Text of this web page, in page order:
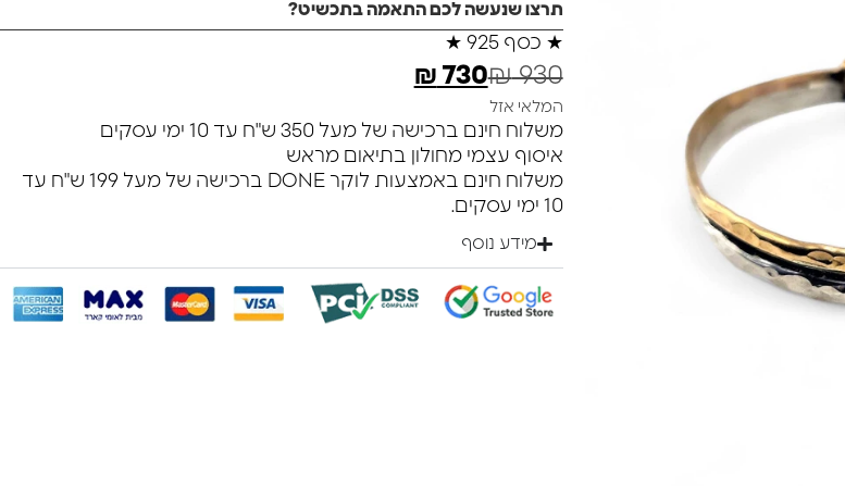
תרצו שנעשה לכם התאמה בתכשיט?
★ כסף 925 ★
₪930
₪ 730
המלאי אזל
משלוח חינם ברכישה של מעל 350 ש"ח עד 10 ימי עסקים
איסוף עצמי מחולון בתיאום מראש
משלוח חינם באמצעות לוקר DONE ברכישה של מעל 199 ש"ח עד
10 ימי עסקים.
מידע נוסף